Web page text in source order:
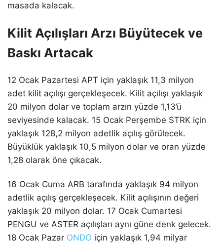
masada kalacak.
Kilit Açılışları Arzı Büyütecek ve
Baskı Artacak
12 Ocak Pazartesi APT için yaklaşık 11,3 milyon
adet kilit açılışı gerçekleşecek. Kilit açılışı yaklaşık
20 milyon dolar ve toplam arzın yüzde 1,13’ü
seviyesinde kalacak. 15 Ocak Perşembe STRK için
yaklaşık 128,2 milyon adetlik açılış görülecek.
Büyüklük yaklaşık 10,5 milyon dolar ve oran yüzde
1,28 olarak öne çıkacak.
16 Ocak Cuma ARB tarafında yaklaşık 94 milyon
adetlik açılış gerçekleşecek. Kilit açılışının değeri
yaklaşık 20 milyon dolar. 17 Ocak Cumartesi
PENGU ve ASTER açılışları aynı güne denk gelecek.
18 Ocak Pazar ONDO için yaklaşık 1,94 milyar